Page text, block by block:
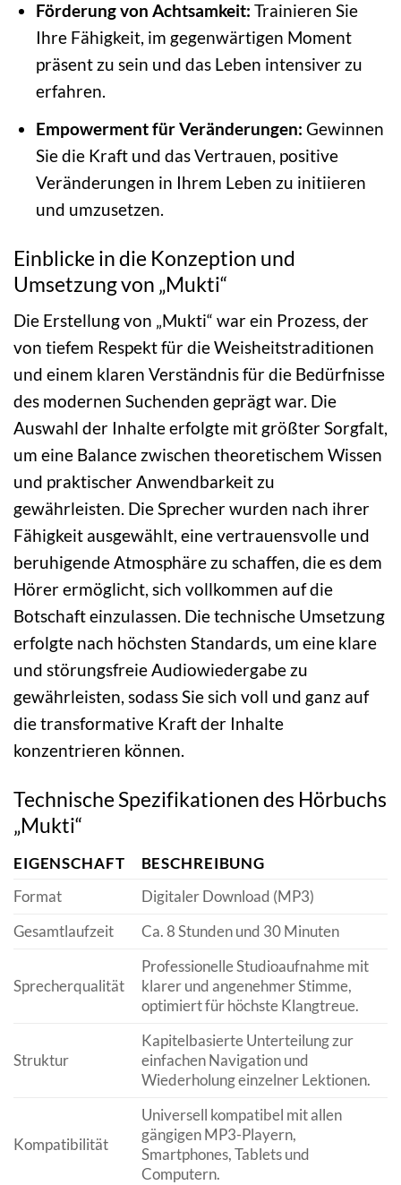
Förderung von Achtsamkeit: Trainieren Sie
Ihre Fähigkeit, im gegenwärtigen Moment
präsent zu sein und das Leben intensiver zu
erfahren.
Empowerment für Veränderungen: Gewinnen
Sie die Kraft und das Vertrauen, positive
Veränderungen in Ihrem Leben zu initiieren
und umzusetzen.
Einblicke in die Konzeption und
Umsetzung von „Mukti“
Die Erstellung von „Mukti“ war ein Prozess, der
von tiefem Respekt für die Weisheitstraditionen
und einem klaren Verständnis für die Bedürfnisse
des modernen Suchenden geprägt war. Die
Auswahl der Inhalte erfolgte mit größter Sorgfalt,
um eine Balance zwischen theoretischem Wissen
und praktischer Anwendbarkeit zu
gewährleisten. Die Sprecher wurden nach ihrer
Fähigkeit ausgewählt, eine vertrauensvolle und
beruhigende Atmosphäre zu schaffen, die es dem
Hörer ermöglicht, sich vollkommen auf die
Botschaft einzulassen. Die technische Umsetzung
erfolgte nach höchsten Standards, um eine klare
und störungsfreie Audiowiedergabe zu
gewährleisten, sodass Sie sich voll und ganz auf
die transformative Kraft der Inhalte
konzentrieren können.
Technische Spezifikationen des Hörbuchs
„Mukti“
EIGENSCHAFT
BESCHREIBUNG
Format
Digitaler Download (MP3)
Gesamtlaufzeit
Ca. 8 Stunden und 30 Minuten
Sprecherqualität
Professionelle Studioaufnahme mit
klarer und angenehmer Stimme,
optimiert für höchste Klangtreue.
Struktur
Kapitelbasierte Unterteilung zur
einfachen Navigation und
Wiederholung einzelner Lektionen.
Kompatibilität
Universell kompatibel mit allen
gängigen MP3-Playern,
Smartphones, Tablets und
Computern.